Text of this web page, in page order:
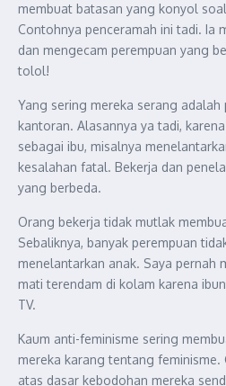
membuat batasan yang konyol
Contohnya penceramah ini tadi. Ia
dan mengecam perempuan yang
tolol!
Yang sering mereka serang adalah
kantoran. Alasannya ya tadi,
sebagai ibu, misalnya
kesalahan fatal. Bekerja dan
yang berbeda.
Orang bekerja tidak mutlak
Sebaliknya, banyak perempuan
menelantarkan anak. Saya pernah
mati terendam di kolam karena
TV.
Kaum anti-feminisme sering
mereka karang tentang feminisme.
atas dasar kebodohan mereka